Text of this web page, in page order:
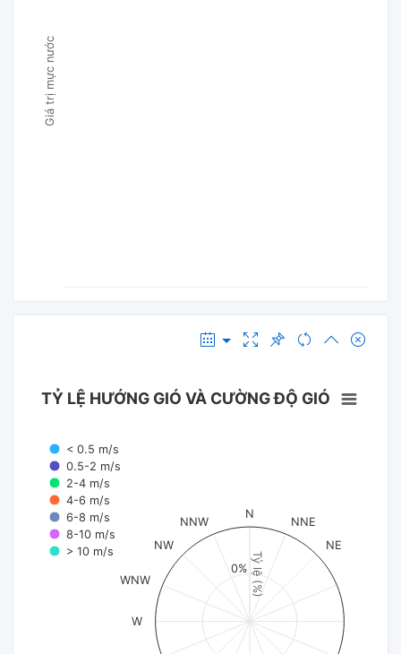
Giá trị mực nước
Tỷ lệ (%)
TỶ LỆ HƯỚNG GIÓ VÀ CƯỜNG ĐỘ GIÓ
< 0.5 m/s
0.5-2 m/s
2-4 m/s
4-6 m/s
6-8 m/s
8-10 m/s
> 10 m/s
N
NNE
NE
W
WNW
NW
NNW
0%